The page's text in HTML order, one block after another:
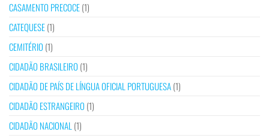
CASAMENTO PRECOCE(1)
CATEQUESE(1)
CEMITÉRIO (1)
CIDADÃO BRASILEIRO (1)
CIDADÃO DE PAÍS DE LÍNGUA OFICIAL PORTUGUESA(1)
CIDADÃO ESTRANGEIRO (1)
CIDADÃO NACIONAL (1)